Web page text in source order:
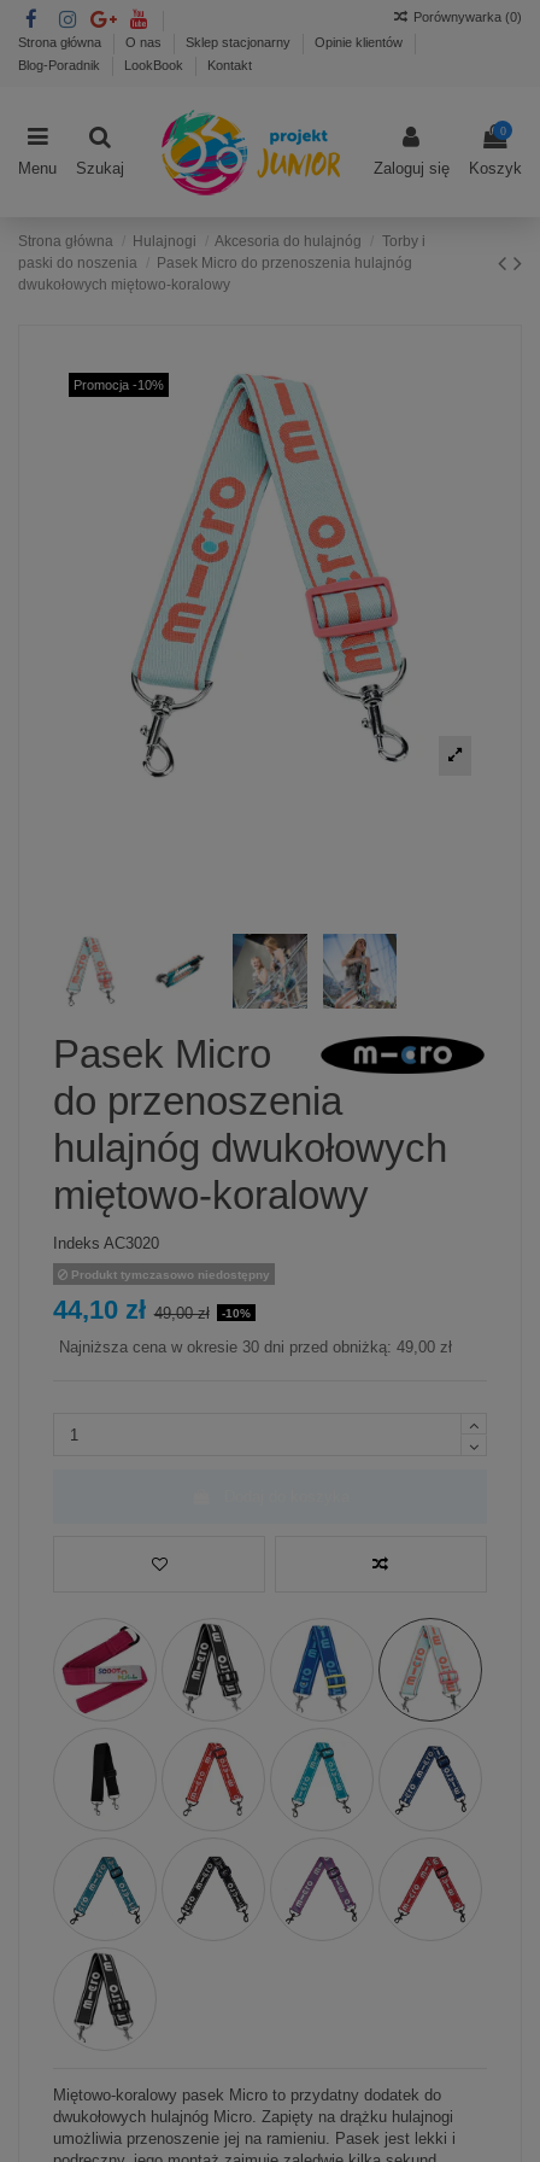
Strona główna O nas Sklep stacjonarny
Opinie klientów
Blog-Poradnik
LookBook Kontakt
Porównywarka (0)
Menu Szukaj Zaloguj się
0
Koszyk
Strona główna Hulajnogi Akcesoria do hulajnóg
Torby i
paski do noszenia
Pasek Micro do przenoszenia hulajnóg
dwukołowych miętowo-koralowy
Promocja -10%
Pasek Micro
do przenoszenia
hulajnóg dwukołowych
miętowo-koralowy
Indeks AC3020
Produkt tymczasowo niedostępny
44,10 zł 49,00 zł -10%
Najniższa cena w okresie 30 dni przed obniżką: 49,00 zł
Miętowo-koralowy pasek Micro to przydatny dodatek do
dwukołowych hulajnóg Micro. Zapięty na drążku hulajnogi
umożliwia przenoszenie jej na ramieniu. Pasek jest lekki i